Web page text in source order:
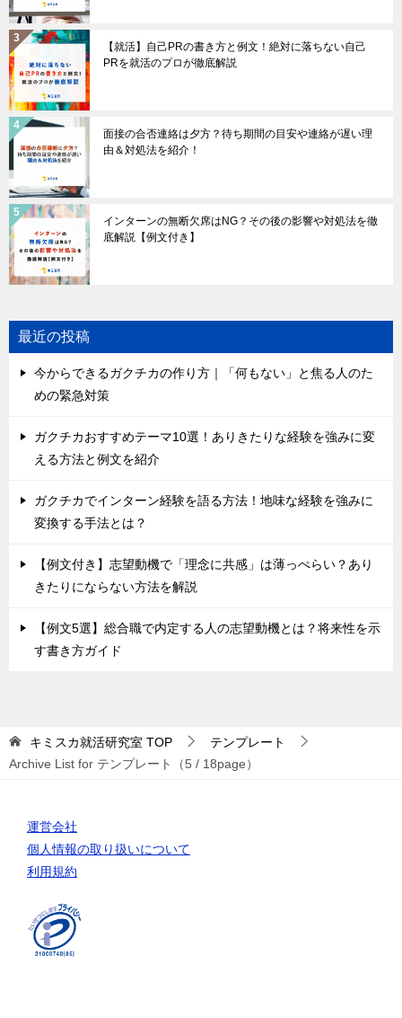
【就活】自己PRの書き方と例文！絶対に落ちない自己
PRを就活のプロが徹底解説
面接の合否連絡は夕方？待ち期間の目安や連絡が遅い理
由＆対処法を紹介！
インターンの無断欠席はNG？その後の影響や対処法を徹
底解説【例文付き】
最近の投稿
今からできるガクチカの作り方｜「何もない」と焦る人のた
めの緊急対策
ガクチカおすすめテーマ10選！ありきたりな経験を強みに変
える方法と例文を紹介
ガクチカでインターン経験を語る方法！地味な経験を強みに
変換する手法とは？
【例文付き】志望動機で「理念に共感」は薄っぺらい？あり
きたりにならない方法を解説
【例文5選】総合職で内定する人の志望動機とは？将来性を示
す書き方ガイド
キミスカ就活研究室 TOP
テンプレート
Archive List for テンプレート（5 / 18page）
運営会社
個人情報の取り扱いについて
利用規約